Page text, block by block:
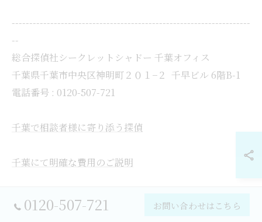
--------------------------------------------------------------------
--
総合探偵社シークレットシャドー 千葉オフィス
千葉県千葉市中央区神明町２０１−２ 千早ビル 6階B-1
電話番号 : 0120-507-721
千葉で相談者様に寄り添う探偵
千葉にて明確な費用のご説明
千葉で離婚を有利に進める支援
0120-507-721 お問い合わせはこちら